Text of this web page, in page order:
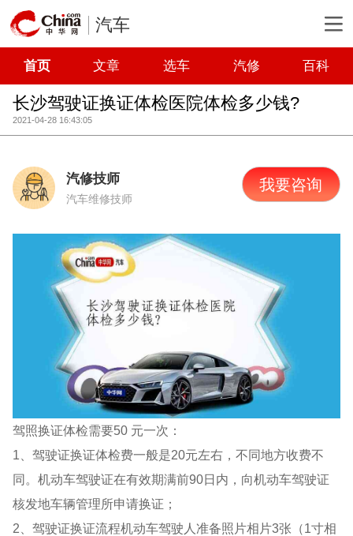
汽车
首页 文章 选车 汽修 百科
长沙驾驶证换证体检医院体检多少钱?
2021-04-28 16:43:05
汽修技师
汽车维修技师
我要咨询
驾照换证体检需要50 元一次：
1、驾驶证换证体检费一般是20元左右，不同地方收费不
同。机动车驾驶证在有效期满前90日内，向机动车驾驶证
核发地车辆管理所申请换证；
2、驾驶证换证流程机动车驾驶人准备照片相片3张（1寸相